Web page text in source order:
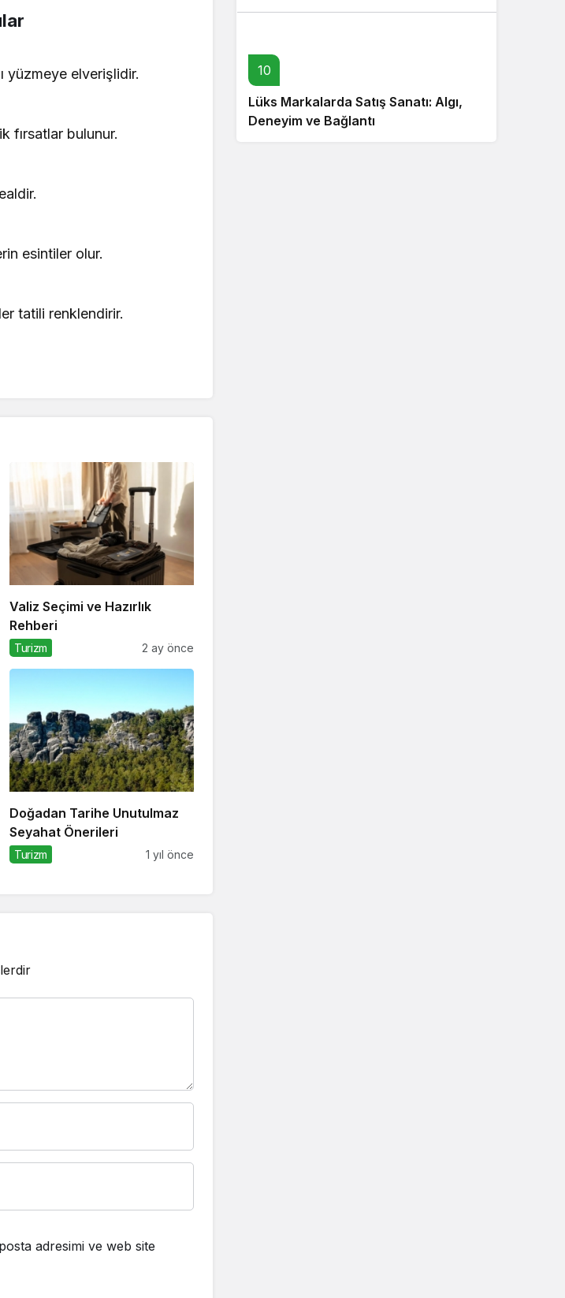
yüzmeye elverişlidir.
fırsatlar bulunur.
esintiler olur.
tatili renklendirir.
Valiz Seçimi ve Hazırlık
Rehberi
Turizm 2 ay önce
Doğadan Tarihe Unutulmaz
Seyahat Önerileri
Turizm 1 yıl önce
adresimi ve web site
10
Lüks Markalarda Satış Sanatı: Algı,
Deneyim ve Bağlantı